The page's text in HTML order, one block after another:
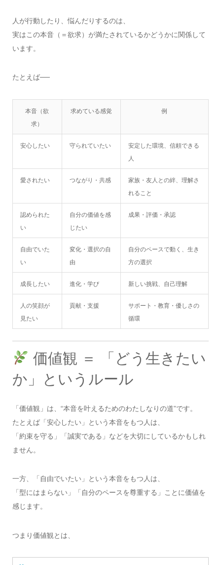
人が行動したり、悩んだりするのは、
実はこの本音（＝欲求）が満たされているかどうかに関係して
います。
たとえば──
本音（欲
求）
求めている感覚 例
安心したい 守られていたい
安定した環境、信頼できる
人
愛されたい つながり・共感
家族・友人との絆、理解さ
れること
認められた
い
自分の価値を感
じたい
成果・評価・承認
自由でいた
い
変化・選択の自
由
自分のペースで動く、生き
方の選択
成長したい 進化・学び 新しい挑戦、自己理解
人の笑顔が
見たい
貢献・支援
サポート・教育・優しさの
循環
価値観 ＝ 「どう生きたい
か」というルール
「価値観」は、“本音を叶えるためのわたしなりの道”です。
たとえば「安心したい」という本音をもつ人は、
「約束を守る」「誠実である」などを大切にしているかもしれ
ません。
一方、「自由でいたい」という本音をもつ人は、
「型にはまらない」「自分のペースを尊重する」ことに価値を
感じます。
つまり価値観とは、